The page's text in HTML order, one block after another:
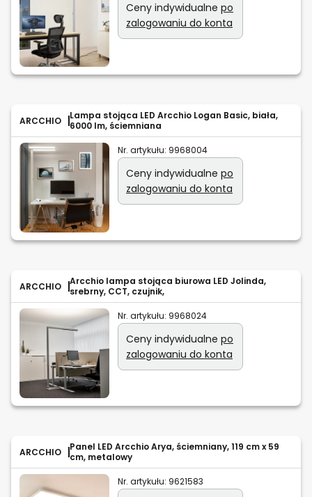
Ceny indywidualne po
zalogowaniu do konta
ARCCHIO
Lampa stojąca LED Arcchio Logan Basic, biała,
6000 lm, ściemniana
Nr. artykułu: 9968004
Ceny indywidualne po
zalogowaniu do konta
ARCCHIO
Arcchio lampa stojąca biurowa LED Jolinda,
srebrny, CCT, czujnik,
Nr. artykułu: 9968024
Ceny indywidualne po
zalogowaniu do konta
ARCCHIO
Panel LED Arcchio Arya, ściemniany, 119 cm x 59
cm, metalowy
Nr. artykułu: 9621583